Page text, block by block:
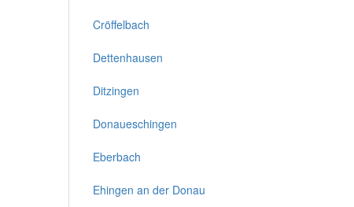
Cröffelbach
Dettenhausen
Ditzingen
Donaueschingen
Eberbach
Ehingen an der Donau